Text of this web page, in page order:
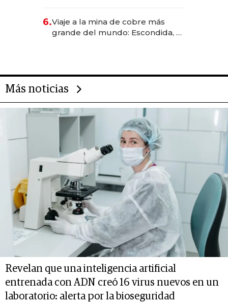
6.Viaje a la mina de cobre más
grande del mundo: Escondida, el
Más noticias
Revelan que una inteligencia artificial
entrenada con ADN creó 16 virus nuevos en un
laboratorio: alerta por la bioseguridad